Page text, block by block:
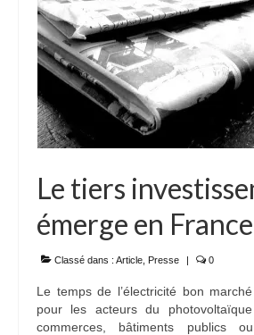
Le tiers
émerge en France
Classé dans : Article Presse | 0
Le temps de l’électricité bon
pour les acteurs du
commerces, bâtiments publics